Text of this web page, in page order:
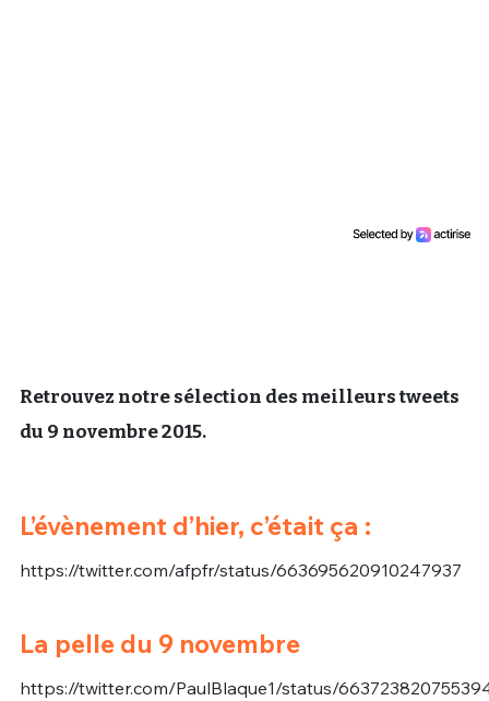
Retrouvez notre sélection des meilleurs tweets
du 9 novembre 2015.
L’évènement d’hier, c’était ça :
https://twitter.com/afpfr/status/663695620910247937
La pelle du 9 novembre
https://twitter.com/PaulBlaque1/status/